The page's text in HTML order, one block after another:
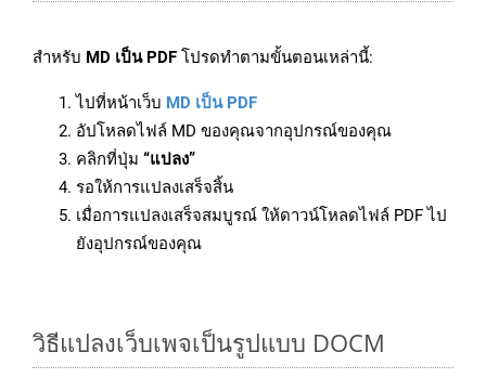
สำหรับ MD เป็น PDF โปรดทำตามขั้นตอนเหล่านี้:
ไปที่หน้าเว็บ MD เป็น PDF
อัปโหลดไฟล์ MD ของคุณจากอุปกรณ์ของคุณ
คลิกที่ปุ่ม “แปลง”
รอให้การแปลงเสร็จสิ้น
เมื่อการแปลงเสร็จสมบูรณ์ ให้ดาวน์โหลดไฟล์ PDF ไป
ยังอุปกรณ์ของคุณ
วิธีแปลงเว็บเพจเป็นรูปแบบ DOCM